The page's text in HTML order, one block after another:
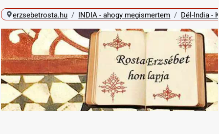
erzsebetrosta.hu INDIA - ahogy megismertem Dél-India -